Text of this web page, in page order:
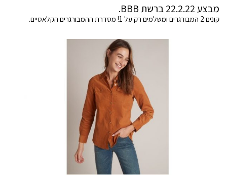
מבצע 22.2.22 ברשת BBB.
קונים 2 המבורגרים ומשלמים רק על 1! מסדרת ההמבורגרים הקלאסיים.